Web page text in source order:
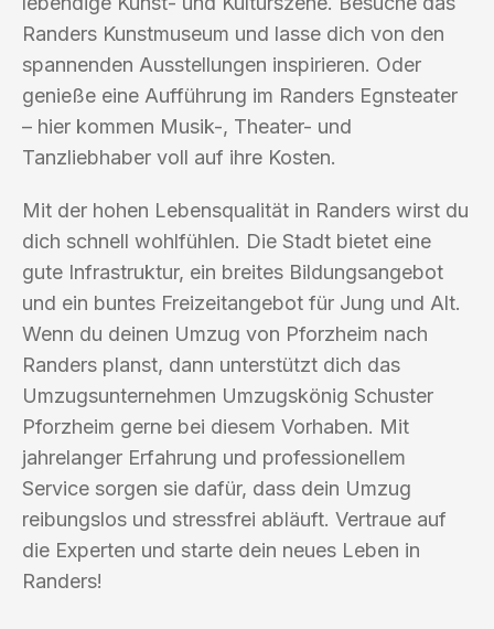
Randers Kunstmuseum und lasse dich von den
spannenden Ausstellungen inspirieren. Oder
genieße eine Aufführung im Randers Egnsteater
– hier kommen Musik-, Theater- und
Tanzliebhaber voll auf ihre Kosten.
Mit der hohen Lebensqualität in Randers wirst du
dich schnell wohlfühlen. Die Stadt bietet eine
gute Infrastruktur, ein breites Bildungsangebot
und ein buntes Freizeitangebot für Jung und Alt.
Wenn du deinen Umzug von Pforzheim nach
Randers planst, dann unterstützt dich das
Umzugsunternehmen Umzugskönig Schuster
Pforzheim gerne bei diesem Vorhaben. Mit
jahrelanger Erfahrung und professionellem
Service sorgen sie dafür, dass dein Umzug
reibungslos und stressfrei abläuft. Vertraue auf
die Experten und starte dein neues Leben in
Randers!